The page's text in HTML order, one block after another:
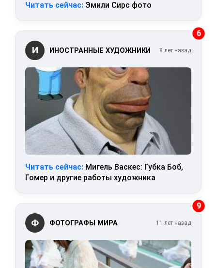
Читать сейчас: Эмили Сирс фото
6
И ИНОСТРАННЫЕ ХУДОЖНИКИ 8 лет назад
Читать сейчас: Мигель Васкес: Губка Боб,
Гомер и другие работы художника
9
Ф ФОТОГРАФЫ МИРА 11 лет назад